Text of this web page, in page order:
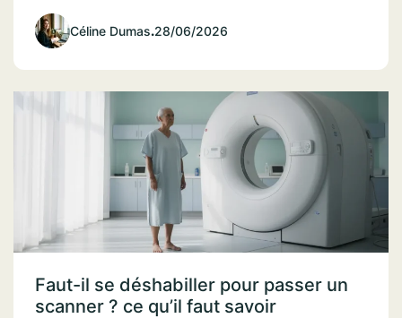
Céline Dumas.28/06/2026
Faut-il se déshabiller pour passer un
scanner ? ce qu’il faut savoir